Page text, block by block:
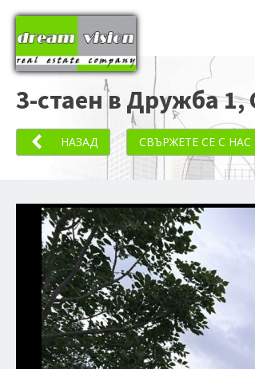
3-стаен в Дружба
НАЗАД СВЪРЖЕТЕ СЕ С НАС